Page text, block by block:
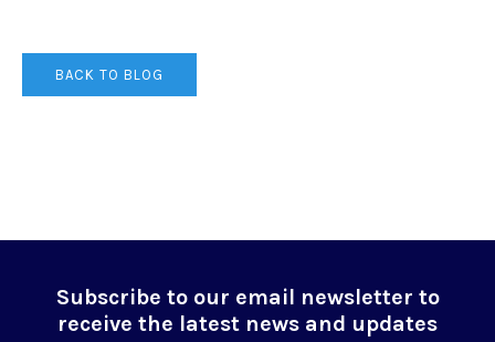
BACK TO BLOG
Subscribe to our email newsletter to
receive the latest news and updates